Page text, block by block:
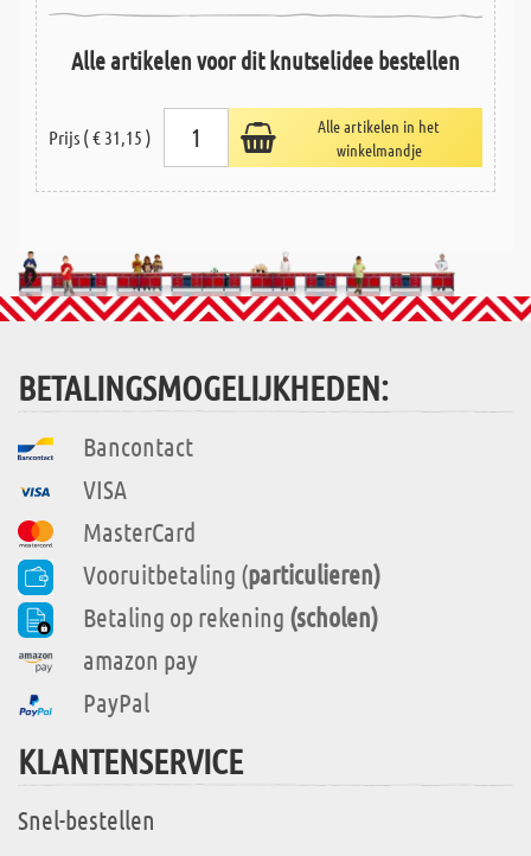
Alle artikelen voor dit knutselidee bestellen
Prijs ( € 31,15 )
Alle artikelen in het
winkelmandje
BETALINGSMOGELIJKHEDEN:
Bancontact
VISA
MasterCard
Vooruitbetaling (particulieren)
Betaling op rekening (scholen)
amazon pay
PayPal
KLANTENSERVICE
Snel-bestellen